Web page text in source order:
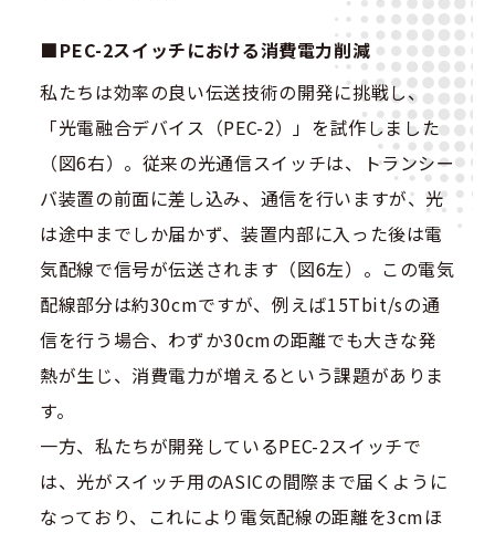
PEC-2スイッチにおける消費電力削減
私たちは効率の良い伝送技術の開発に挑戦し、
「光電融合デバイス（PEC-2）」を試作しました
（図6右）。従来の光通信スイッチは、トランシー
バ装置の前面に差し込み、通信を行いますが、光
は途中までしか届かず、装置内部に入った後は電
気配線で信号が伝送されます（図6左）。この電気
配線部分は約30cmですが、例えば15Tbit/sの通
信を行う場合、わずか30cmの距離でも大きな発
熱が生じ、消費電力が増えるという課題がありま
す。
一方、私たちが開発しているPEC-2スイッチで
は、光がスイッチ用のASICの間際まで届くように
なっており、これにより電気配線の距離を3cmほ